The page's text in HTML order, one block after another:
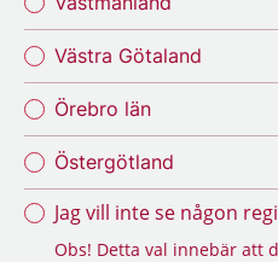
Västra Götaland
Örebro län
Östergötland
Jag vill inte se någon
Obs! Detta val innebär att